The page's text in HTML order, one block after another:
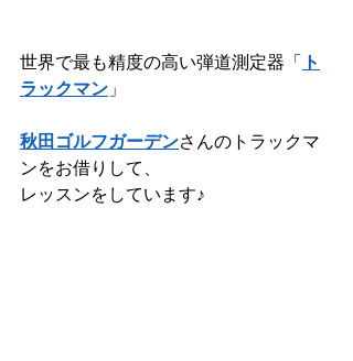
世界で最も精度の高い弾道測定器「 ト
ラックマン 」
秋田ゴルフガーデンさんのトラックマ
ンをお借りして、
レッスンをしています♪